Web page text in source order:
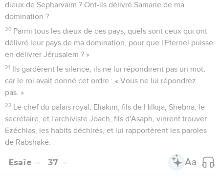
dieux de Sepharvaïm ? Ont-ils délivré Samarie de ma
domination ?
20 Parmi tous les dieux de ces pays, quels sont ceux qui ont
délivré leur pays de ma domination, pour que l'Eternel puisse
en délivrer Jérusalem ? »
21 Ils gardèrent le silence, ils ne lui répondirent pas un mot,
car le roi avait donné cet ordre : « Vous ne lui répondrez
pas. »
22 Le chef du palais royal, Eliakim, fils de Hilkija, Shebna, le
secrétaire, et l'archiviste Joach, fils d'Asaph, vinrent trouver
Ezéchias, les habits déchirés, et lui rapportèrent les paroles
de Rabshaké.
Esaïe 37